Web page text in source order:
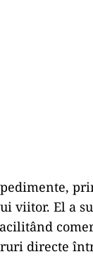
viitor. El a
directe